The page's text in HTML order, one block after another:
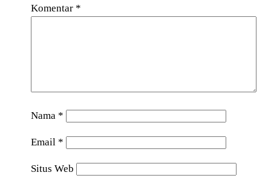
Komentar *
Nama *
Email *
Situs Web